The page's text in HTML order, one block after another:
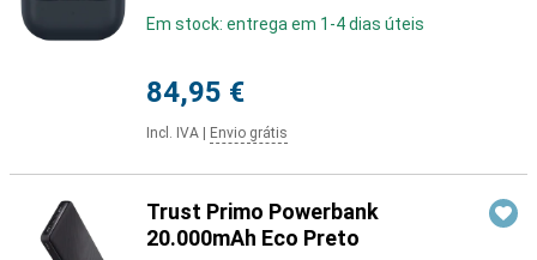
Em stock: entrega em 1-4 dias úteis
84,95 €
Incl. IVA Envio grátis
Trust Primo Powerbank
20.000mAh Eco Preto